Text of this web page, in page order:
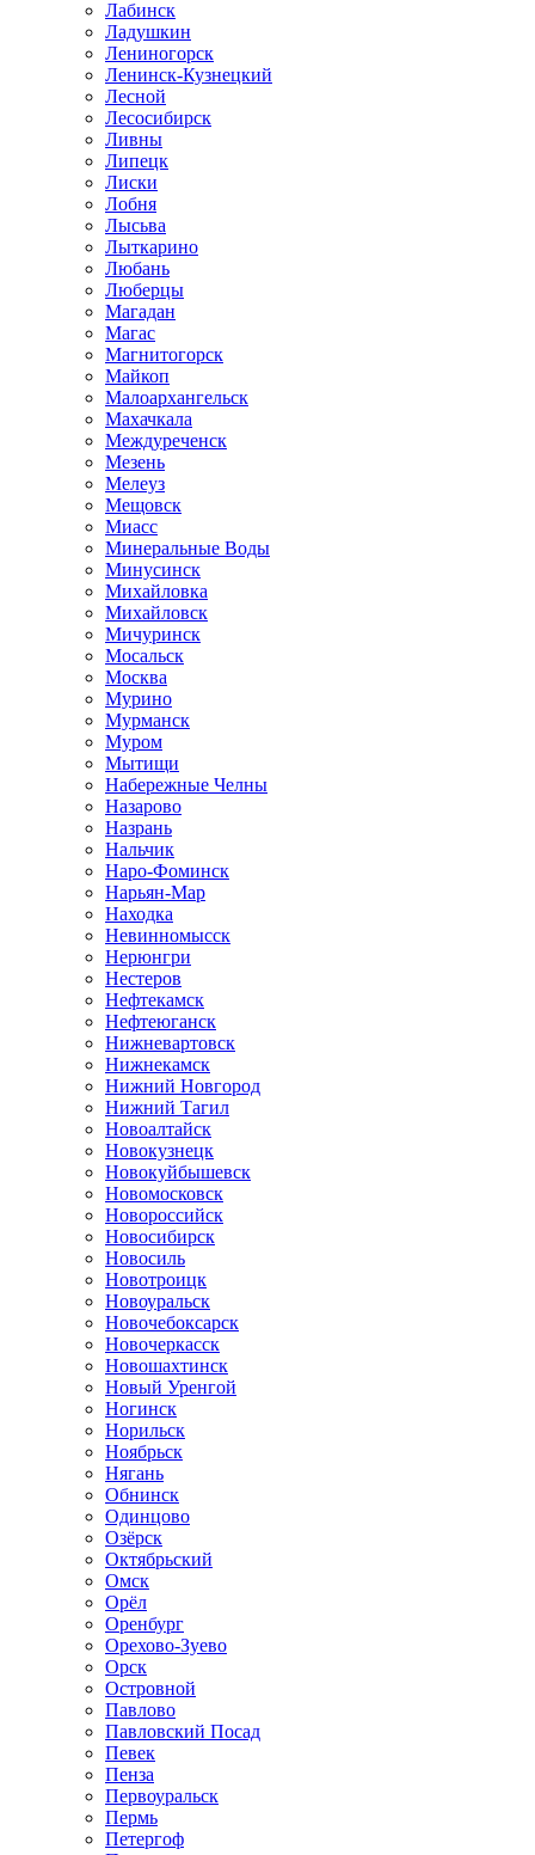
Лабинск
Ладушкин
Лениногорск
Ленинск-Кузнецкий
Лесной
Лесосибирск
Ливны
Липецк
Лиски
Лобня
Лысьва
Лыткарино
Любань
Люберцы
Магадан
Магас
Магнитогорск
Майкоп
Малоархангельск
Махачкала
Междуреченск
Мезень
Мелеуз
Мещовск
Миасс
Минеральные Воды
Минусинск
Михайловка
Михайловск
Мичуринск
Мосальск
Москва
Мурино
Мурманск
Муром
Мытищи
Набережные Челны
Назарово
Назрань
Нальчик
Наро-Фоминск
Нарьян-Мар
Находка
Невинномысск
Нерюнгри
Нестеров
Нефтекамск
Нефтеюганск
Нижневартовск
Нижнекамск
Нижний Новгород
Нижний Тагил
Новоалтайск
Новокузнецк
Новокуйбышевск
Новомосковск
Новороссийск
Новосибирск
Новосиль
Новотроицк
Новоуральск
Новочебоксарск
Новочеркасск
Новошахтинск
Новый Уренгой
Ногинск
Норильск
Ноябрьск
Нягань
Обнинск
Одинцово
Озёрск
Октябрьский
Омск
Орёл
Оренбург
Орехово-Зуево
Орск
Островной
Павлово
Павловский Посад
Певек
Пенза
Первоуральск
Пермь
Петергоф